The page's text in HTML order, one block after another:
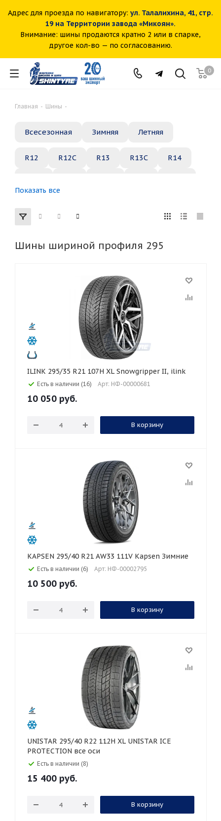
Адрес для проезда по навигатору: ул. Талалихина, 41, стр.
19 на Территории завода «Микоян».
Внимание: шины продаются кратно 2 или в спарке,
другое кол-во — по согласованию.
0
Главная - Шины -
Всесезонная Зимняя Летняя
R12 R12C R13 R13C R14
R22
155 165 185 195 205
285 305
30 40 45 45
55 65 70 75
Показать все
Шины шириной профиля 295
ILINK 295/35 R21 107H XL Snowgripper II, ilink
Есть в наличии (16) Арт: НФ-00000681
10 050 руб.
В корзину
KAPSEN 295/40 R21 AW33 111V Kapsen Зимние
Есть в наличии (6) Арт: НФ-00002795
10 500 руб.
В корзину
UNISTAR 295/40 R22 112H XL UNISTAR ICE
PROTECTION все оси
Есть в наличии (8)
15 400 руб.
В корзину